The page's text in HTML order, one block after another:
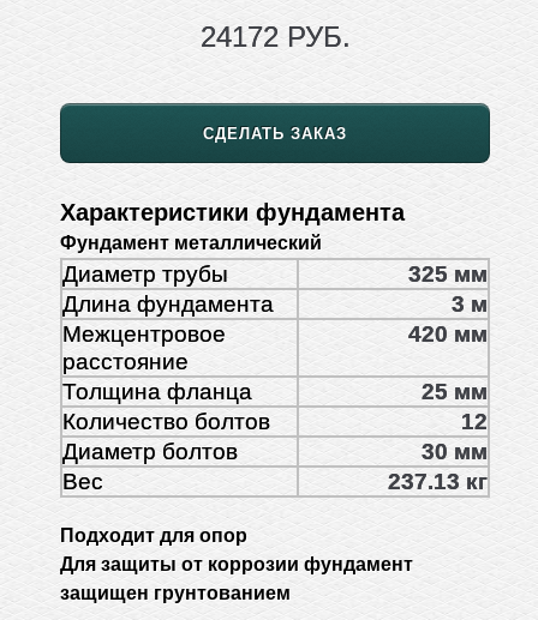
24172 РУБ.
СДЕЛАТЬ ЗАКАЗ
Характеристики фундамента
Фундамент металлический
Диаметр трубы
325 мм
Длина фундамента
3 м
Межцентровое
расстояние
420 мм
Толщина фланца
25 мм
Количество болтов
12
Диаметр болтов
30 мм
Вес
237.13 кг
Подходит для опор
Для защиты от коррозии фундамент
защищен грунтованием